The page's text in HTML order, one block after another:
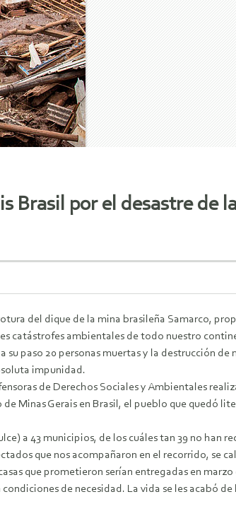
Brasil por el desastre de
del dique de la mina brasileña Samarco,
catástrofes ambientales de todo nuestro
paso 20 personas muertas y la destrucción de
impunidad.
de Derechos Sociales y Ambientales
Minas Gerais en Brasil, el pueblo que quedó
a 43 municipios, de los cuáles tan 39 no han
que nos acompañaron en el recorrido, se
que prometieron serían entregadas en
de necesidad. La vida se les acabó de